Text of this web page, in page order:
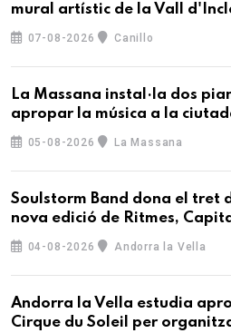
mural artístic de la Vall
07-08-2026 Canillo
La Massana instal·la dos
apropar la música a la
05-08-2026 La Massana
Soulstorm Band dona el tret
nova edició de Ritmes,
04-08-2026 Andorra la Vella
Andorra la Vella estudia
Cirque du Soleil per